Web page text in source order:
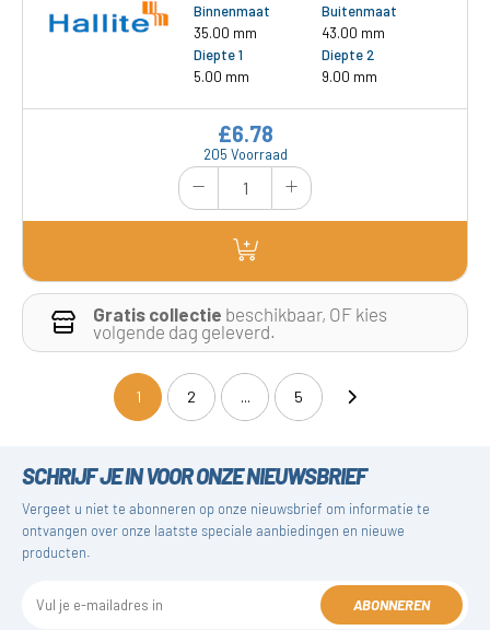
Binnenmaat
35.00 mm
Buitenmaat
43.00 mm
Diepte 1
5.00 mm
Diepte 2
9.00 mm
205 Voorraad
£6.78
Gratis collectie beschikbaar, OF kies
volgende dag geleverd.
1(current)2 ... 5
SCHRIJF JE IN VOOR ONZE NIEUWSBRIEF
Vergeet u niet te abonneren op onze nieuwsbrief om informatie te
ontvangen over onze laatste speciale aanbiedingen en nieuwe
producten.
ABONNEREN